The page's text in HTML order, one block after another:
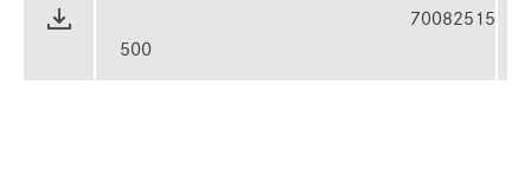
500
70082515